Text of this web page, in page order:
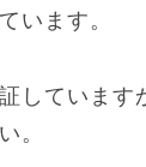
います。
しています
。